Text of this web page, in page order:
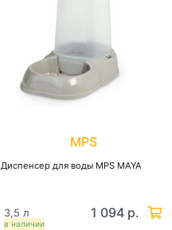
MPS
Диспенсер для воды MPS MAYA
в наличии
3,5 л 1 094 р.